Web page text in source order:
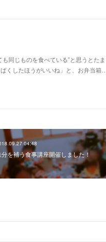
同じものを食べている”と思うとたま
くしたほうがいいね」と、お弁当箱…
04:48
を補う食事講座開催しました！